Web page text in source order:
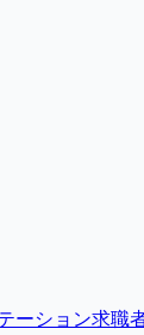
ーション求職